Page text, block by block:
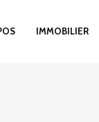
IMMOBILIER